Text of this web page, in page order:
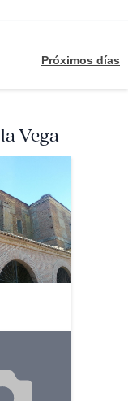
Próximos días
Vega